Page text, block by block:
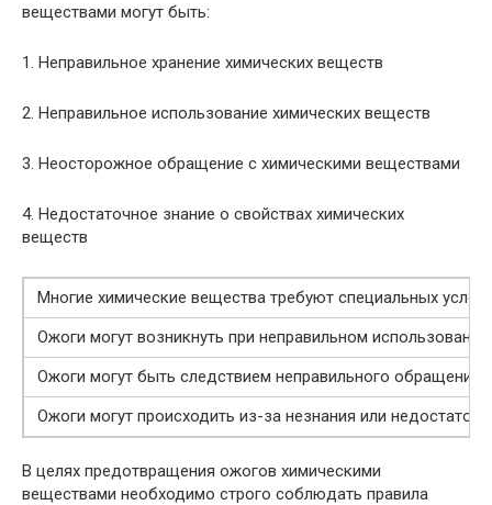
веществами могут быть:
1. Неправильное хранение химических веществ
2. Неправильное использование химических веществ
3. Неосторожное обращение с химическими веществами
4. Недостаточное знание о свойствах химических
веществ
Многие химические вещества требуют специальных
Ожоги могут возникнуть при неправильном
Ожоги могут быть следствием неправильного обращения
Ожоги могут происходить из-за незнания или
В целях предотвращения ожогов химическими
веществами необходимо строго соблюдать правила